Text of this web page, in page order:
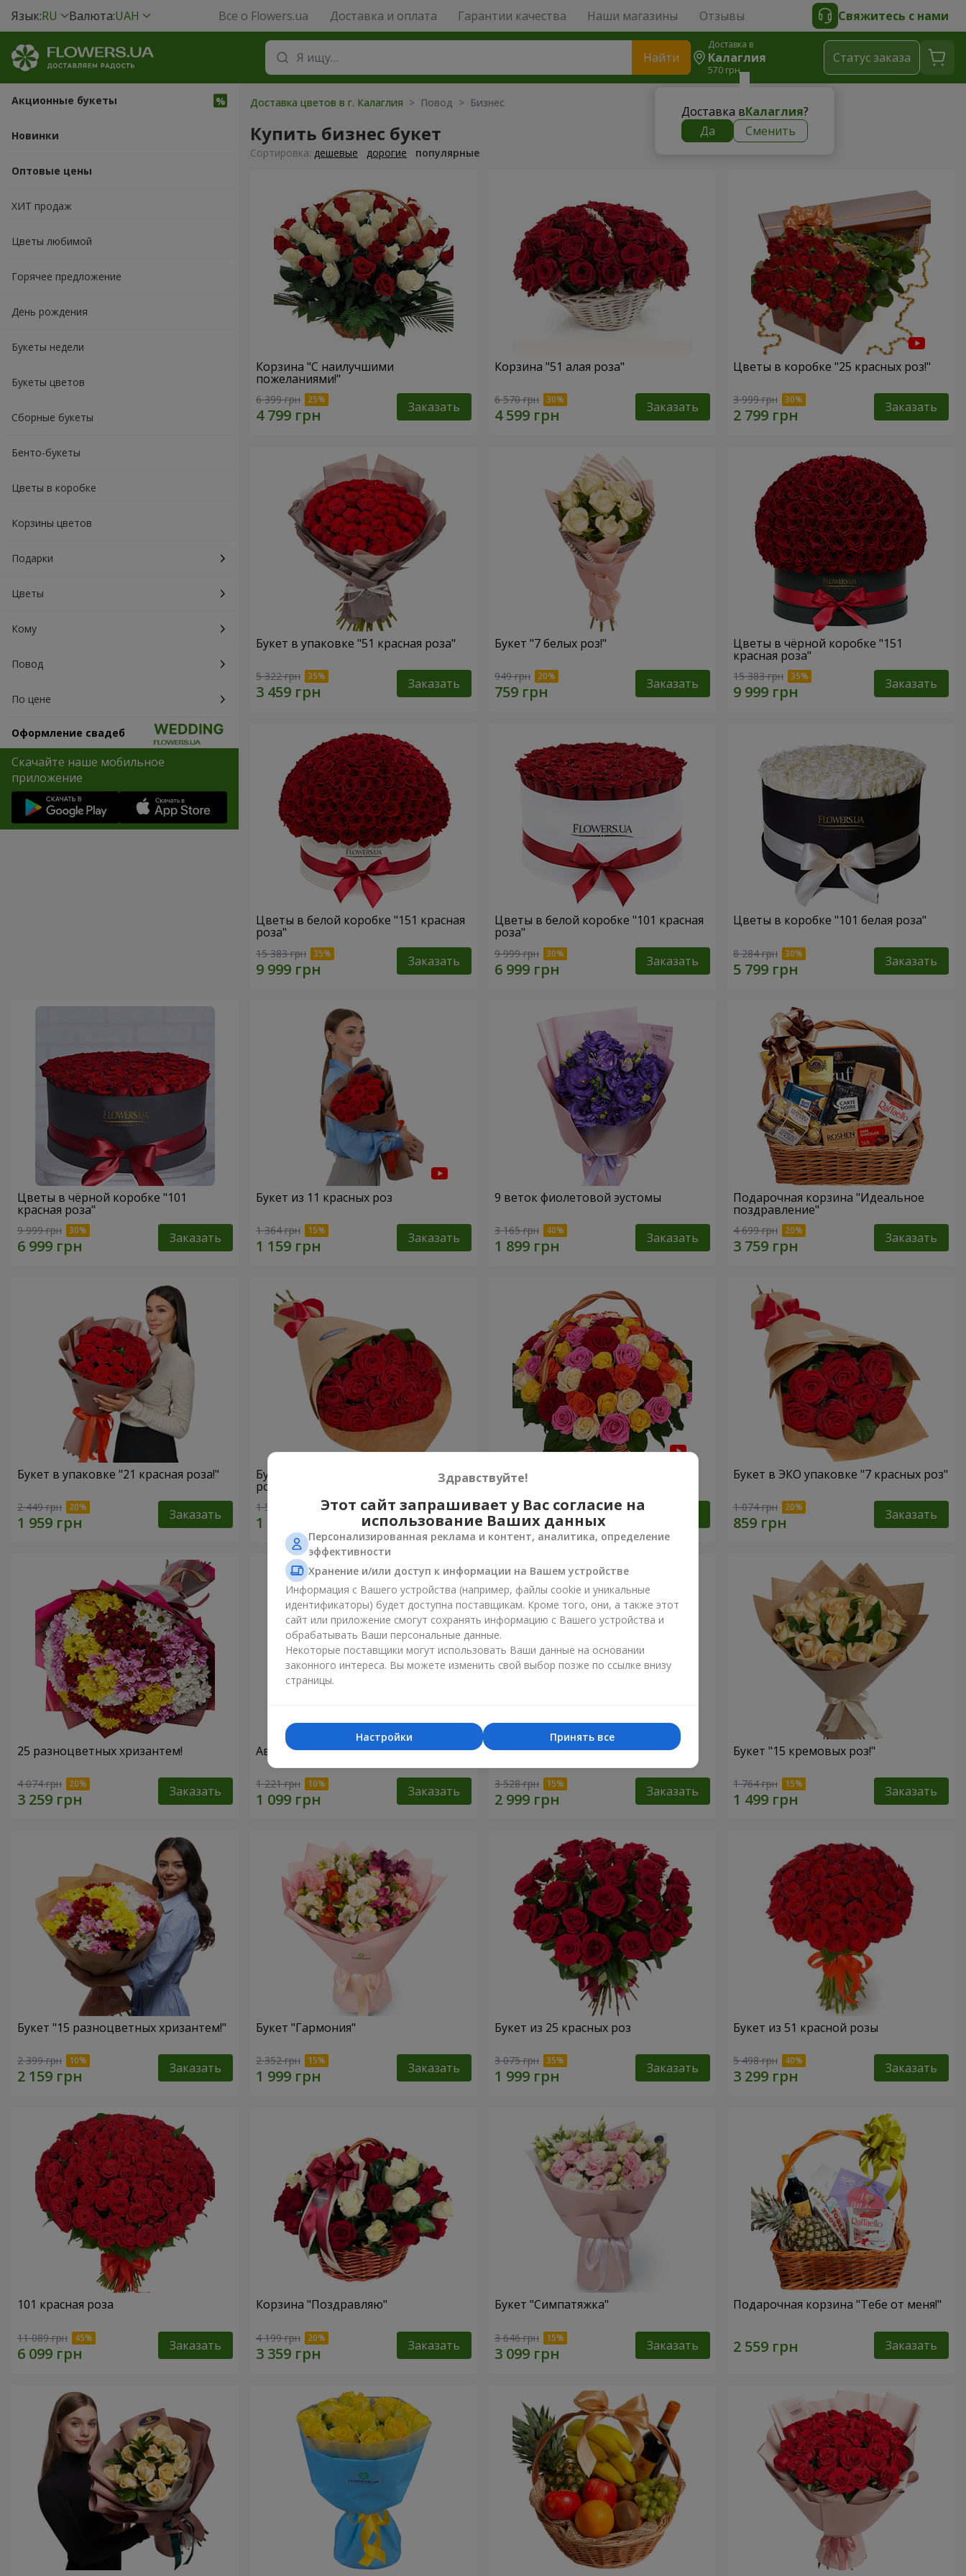
Язык:RU Валюта:UAH Все о Flowers.ua Доставка и оплата Гарантии качества Наши магазины Отзывы Свяжитесь с нами
Найти
Доставка в
Калаглия
570 грн
Доставка вКалаглия?
Да
Сменить
Cтатус заказа
Акционные букеты
Новинки
Оптовые цены
ХИТ продаж
Цветы любимой
Горячее предложение
День рождения
Букеты недели
Букеты цветов
Сборные букеты
Бенто-букеты
Цветы в коробке
Корзины цветов
Подарки
Цветы
Кому
Повод
По цене
Оформление свадеб
Скачайте наше мобильное
приложение
Доставка цветов в г. Калаглия > Повод > Бизнес
Купить бизнес букет
Cортировка: дешевые дорогие популярные
Корзина "С наилучшими
пожеланиями!"
6 399 грн Заказать
Корзина "51 алая роза"
6 570 грн Заказать
Цветы в коробке "25 красных роз!"
3 999 грн Заказать
Букет в упаковке "51 красная роза"
5 322 грн Заказать
Букет "7 белых роз!"
949 грн Заказать
Цветы в чёрной коробке "151
красная роза"
15 383 грн Заказать
Цветы в белой коробке "151 красная
роза"
15 383 грн Заказать
Цветы в белой коробке "101 красная
роза"
9 999 грн Заказать
Цветы в коробке "101 белая роза"
8 284 грн Заказать
Цветы в чёрной коробке "101
красная роза"
9 999 грн Заказать
Букет из 11 красных роз
1 364 грн Заказать
9 веток фиолетовой эустомы
3 165 грн Заказать
Подарочная корзина "Идеальное
поздравление"
4 699 грн Заказать
Букет в упаковке "21 красная роза!"
2 449 грн Заказать
Букет в ЭКО упаковке "15 красных
роз"
1 599 грн Заказать
Корзина "51 разноцветная роза"
5 941 грн
Букет в ЭКО упаковке "7 красных роз"
1 074 грн Заказать
25 разноцветных хризантем!
4 074 грн Заказать
Авторский букет "11 белых роз!"
1 221 грн Заказать
51 красная и белая роза!
3 528 грн Заказать
Букет "15 кремовых роз!"
1 764 грн Заказать
Букет "15 разноцветных хризантем!"
2 399 грн Заказать
Букет "Гармония"
2 352 грн Заказать
Букет из 25 красных роз
3 075 грн Заказать
Букет из 51 красной розы
5 498 грн Заказать
101 красная роза
11 089 грн Заказать
Корзина "Поздравляю"
4 199 грн Заказать
Букет "Симпатяжка"
3 646 грн Заказать
Подарочная корзина "Тебе от меня!"
Заказать
Здравствуйте!
Этот сайт запрашивает у Вас согласие на
использование Ваших данных
Персонализированная реклама и контент, аналитика, определение
эффективности
Хранение и/или доступ к информации на Вашем устройстве
Информация с Вашего устройства (например, файлы cookie и уникальные
идентификаторы) будет доступна поставщикам. Кроме того, они, а также этот
сайт или приложение смогут сохранять информацию с Вашего устройства и
обрабатывать Ваши персональные данные.
Некоторые поставщики могут использовать Ваши данные на основании
законного интереса. Вы можете изменить свой выбор позже по ссылке внизу
страницы.
Принять все
Настройки